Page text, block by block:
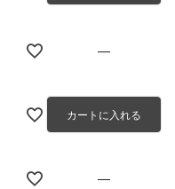
—
カートに入れる
—